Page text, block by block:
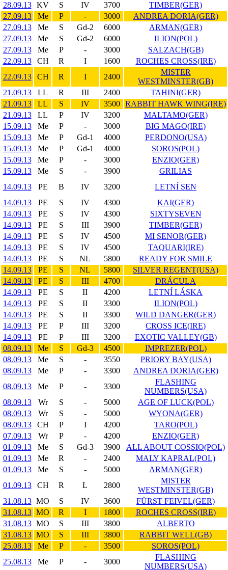
28.09.13
KV S IV 3700
TIMBER(GER)
27.09.13
Me P - 3000
ANDREA DORIA(GER)
27.09.13
Me S Gd-2 6000
ARMAN(GER)
27.09.13
Me S Gd-2 6000
ILION(POL)
27.09.13
Me P - 3000
SALZACH(GB)
22.09.13
CH R I 1600
ROCHES CROSS(IRE)
22.09.13
CH R I 2400
MISTER
WESTMINSTER(GB)
21.09.13
LL R III 2400
TAHINI(GER)
21.09.13
LL S IV 3500
RABBIT HAWK WING(IRE)
21.09.13
LL P IV 3200
MALTAMO(GER)
15.09.13
Me P - 3000
BIG MAGO(IRE)
15.09.13
Me P Gd-1 4000
PERDONO(USA)
15.09.13
Me P Gd-1 4000
SOROS(POL)
15.09.13
Me P - 3000
ENZIO(GER)
15.09.13
Me S - 3900
GRILIAS
14.09.13
PE B IV 3200
LETNÍ SEN
14.09.13
PE S IV 4300
KAI(GER)
14.09.13
PE S IV 4300
SIXTYSEVEN
14.09.13
PE S III 3900
TIMBER(GER)
14.09.13
PE S IV 4500
MI SENOR(GER)
14.09.13
PE S IV 4500
TAQUARI(IRE)
14.09.13
PE S NL 5800
READY FOR SMILE
14.09.13
PE S NL 5800
SILVER REGENT(USA)
14.09.13
PE S III 4700
DRÁCULA
14.09.13
PE S II 4200
LETNÍ LÁSKA
14.09.13
PE S II 3300
ILION(POL)
14.09.13
PE S II 3300
WILD DANGER(GER)
14.09.13
PE P III 3200
CROSS ICE(IRE)
14.09.13
PE P III 3200
EXOTIC VALLEY(GB)
08.09.13
Me S Gd-3 4500
IMPREZER(POL)
08.09.13
Me S - 3550
PRIORY BAY(USA)
08.09.13
Me P - 3300
ANDREA DORIA(GER)
08.09.13
Me P - 3300
FLASHING
NUMBERS(USA)
08.09.13
Wr S - 5000
AGE OF LUCK(POL)
08.09.13
Wr S - 5000
WYONA(GER)
08.09.13
CH P I 4200
TARO(POL)
07.09.13
Wr P - 4200
ENZIO(GER)
01.09.13
Me S Gd-3 3900
ALL ABOUT COSSIO(POL)
01.09.13
Me R - 2400
MALY KAPRAL(POL)
01.09.13
Me S - 5000
ARMAN(GER)
01.09.13
CH R L 2800
MISTER
WESTMINSTER(GB)
31.08.13 MO S IV 3600
FÜRST FEIVEL(GER)
31.08.13 MO R I 1800
ROCHES CROSS(IRE)
31.08.13 MO S III 3800
ALBERTO
31.08.13 MO S III 3800
RABBIT WELL(GB)
25.08.13
Me P - 3500
SOROS(POL)
25.08.13
Me P - 3000
FLASHING
NUMBERS(USA)